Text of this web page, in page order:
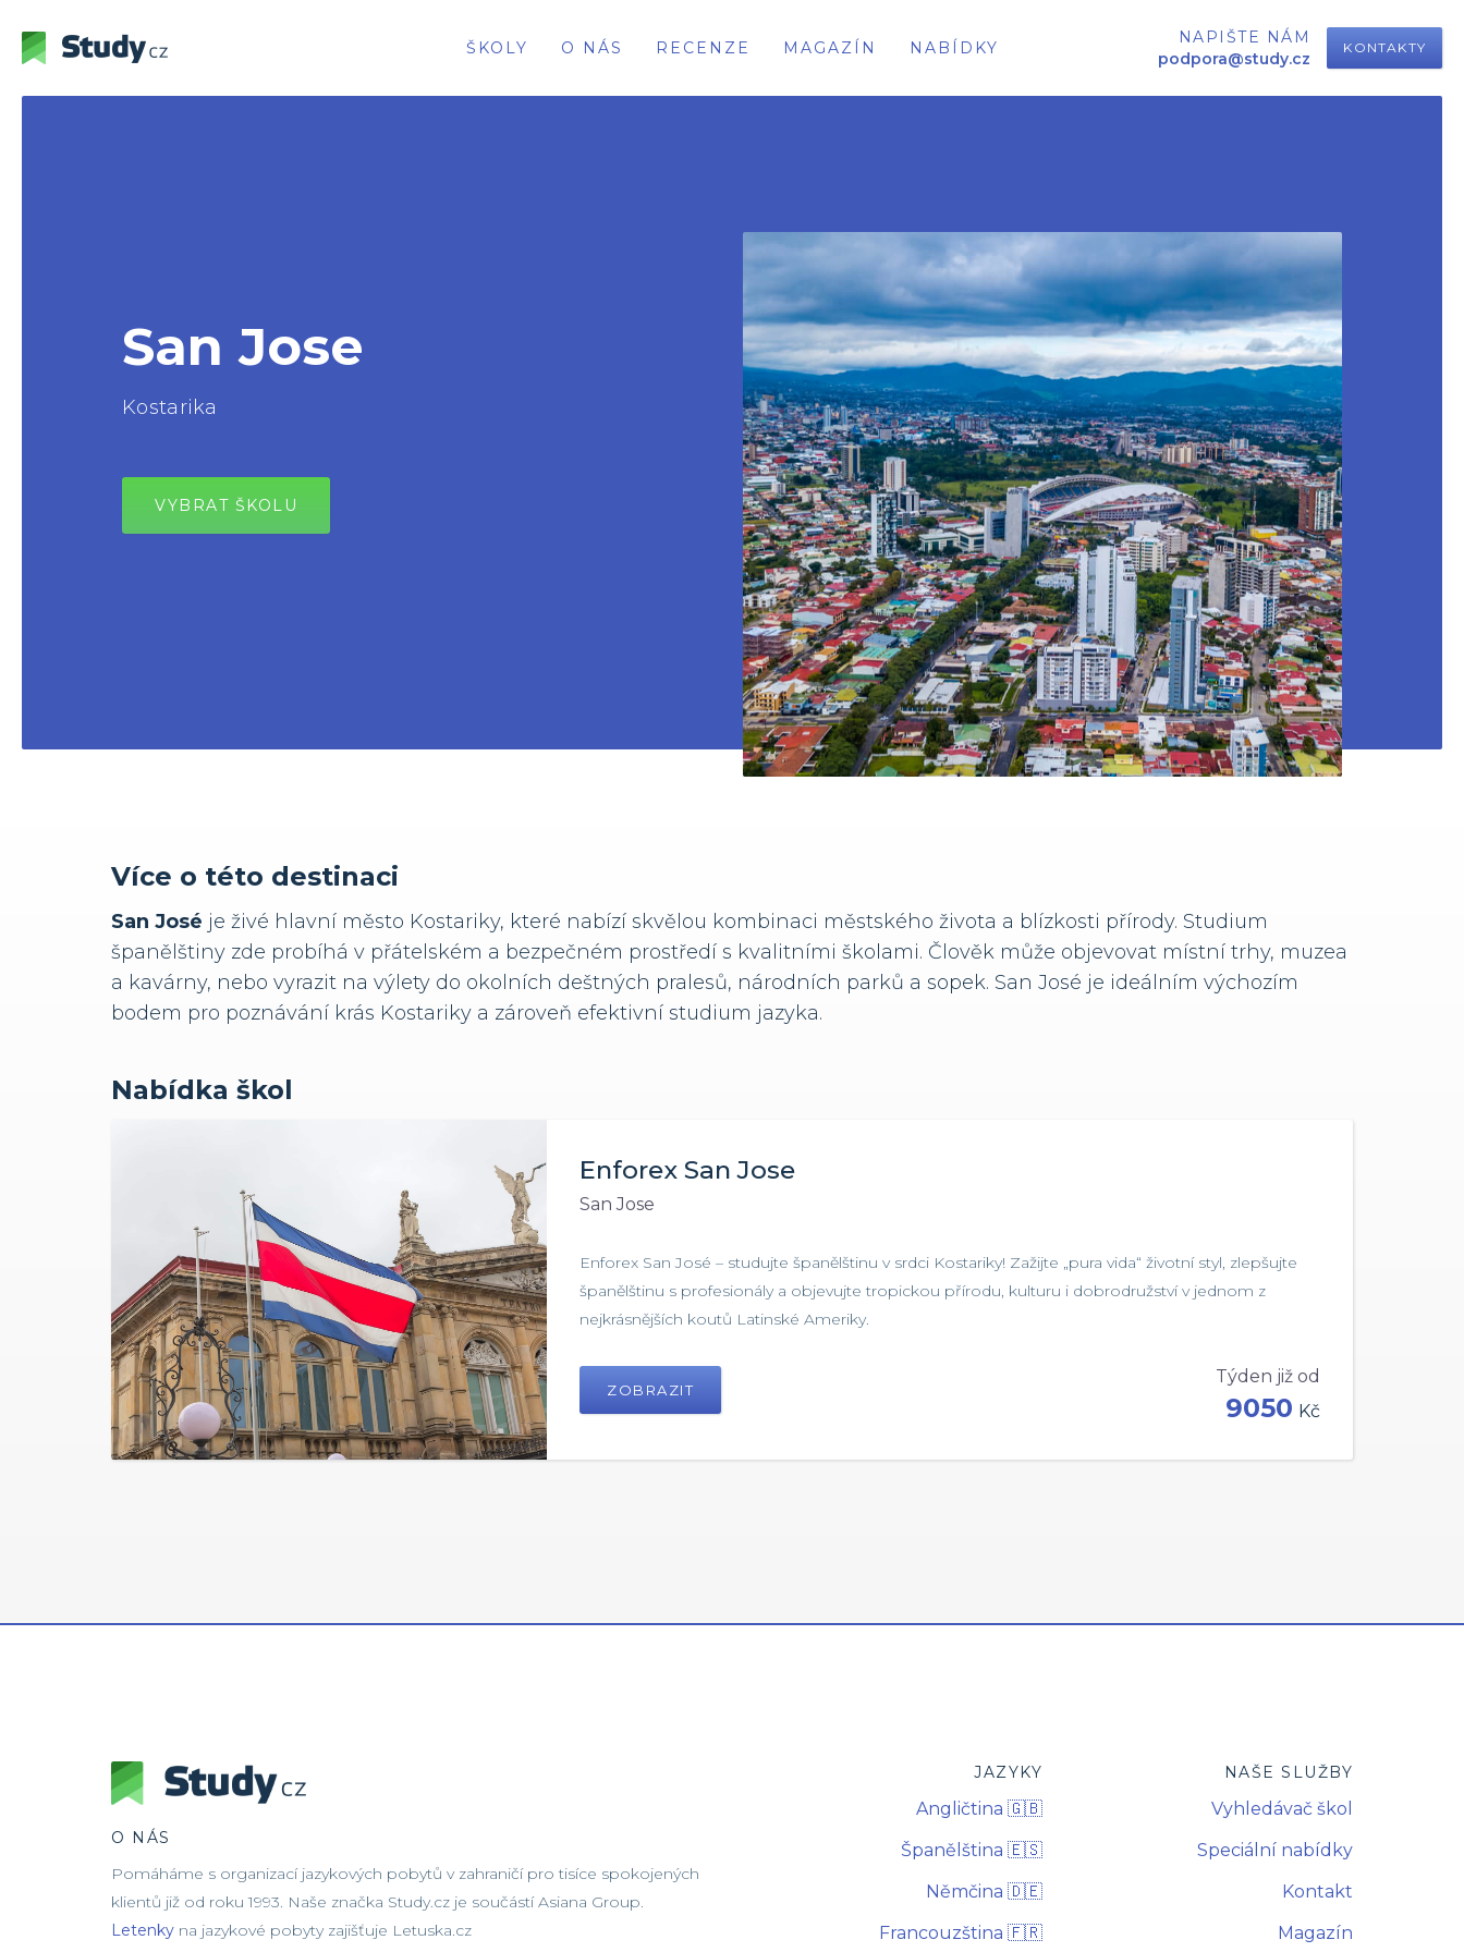
ŠKOLY O NÁS RECENZE MAGAZÍN NABÍDKY
NAPIŠTE NÁM
podpora@study.cz
KONTAKTY
San Jose
Kostarika
VYBRAT ŠKOLU
Více o této destinaci
San José je živé hlavní město Kostariky, které nabízí skvělou kombinaci městského života a blízkosti přírody. Studium
španělštiny zde probíhá v přátelském a bezpečném prostředí s kvalitními školami. Člověk může objevovat místní trhy, muzea
a kavárny, nebo vyrazit na výlety do okolních deštných pralesů, národních parků a sopek. San José je ideálním výchozím
bodem pro poznávání krás Kostariky a zároveň efektivní studium jazyka.
Nabídka škol
Enforex San Jose
San Jose
Enforex San José – studujte španělštinu v srdci Kostariky! Zažijte „pura vida“ životní styl, zlepšujte
španělštinu s profesionály a objevujte tropickou přírodu, kulturu i dobrodružství v jednom z
nejkrásnějších koutů Latinské Ameriky.
ZOBRAZIT
Týden již od
9050 Kč
O NÁS
Pomáháme s organizací jazykových pobytů v zahraničí pro tisíce spokojených
klientů již od roku 1993. Naše značka Study.cz je součástí Asiana Group.
Letenky na jazykové pobyty zajišťuje Letuska.cz
JAZYKY
Angličtina 🇬🇧
Španělština 🇪🇸
Němčina 🇩🇪
Francouzština 🇫🇷
NAŠE SLUŽBY
Vyhledávač škol
Speciální nabídky
Kontakt
Magazín